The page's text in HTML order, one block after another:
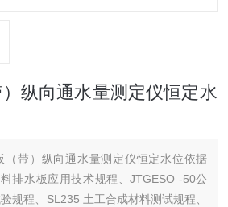
纵向通水量测定仪恒定水
（带）纵向通水量测定仪恒定水位依据
排水板应用技术规程、JTGESO -50公
规程、SL235 土工合成材料测试规程、